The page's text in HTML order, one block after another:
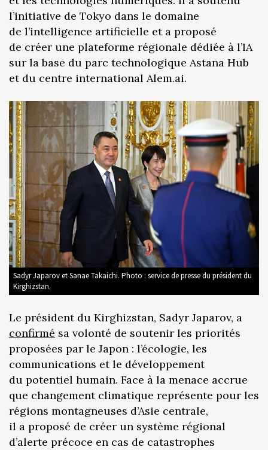
l’initiative de Tokyo dans le domaine
de l’intelligence artificielle et a proposé
de créer une plateforme régionale dédiée à l’IA
sur la base du parc technologique Astana Hub
et du centre international Alem.ai.
Sadyr Japarov et Sanae Takaichi. Photo : service de presse du président du
Kirghizstan.
Le président du Kirghizstan, Sadyr Japarov, a
confirmé sa volonté de soutenir les priorités
proposées par le Japon : l’écologie, les
communications et le développement
du potentiel humain. Face à la menace accrue
que changement climatique représente pour les
régions montagneuses d’Asie centrale,
il a proposé de créer un système régional
d’alerte précoce en cas de catastrophes